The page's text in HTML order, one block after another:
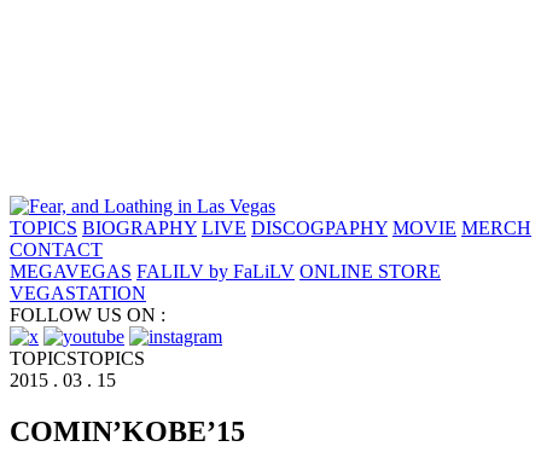
TOPICS BIOGRAPHY LIVE DISCOGPAPHY MOVIE MERCH
CONTACT
MEGAVEGAS FALILV by FaLiLV ONLINE STORE
VEGASTATION
FOLLOW US ON :
TOPICSTOPICS
2015 . 03 . 15
COMIN’KOBE’15